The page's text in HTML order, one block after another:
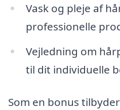
Vask og pleje af
professionelle
Vejledning om
til dit individuelle
Som en bonus